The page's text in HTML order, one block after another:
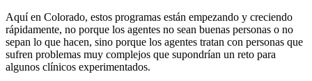
Aquí en Colorado, estos programas están empezando y creciendo
rápidamente, no porque los agentes no sean buenas personas o no
sepan lo que hacen, sino porque los agentes tratan con personas que
sufren problemas muy complejos que supondrían un reto para
algunos clínicos experimentados.